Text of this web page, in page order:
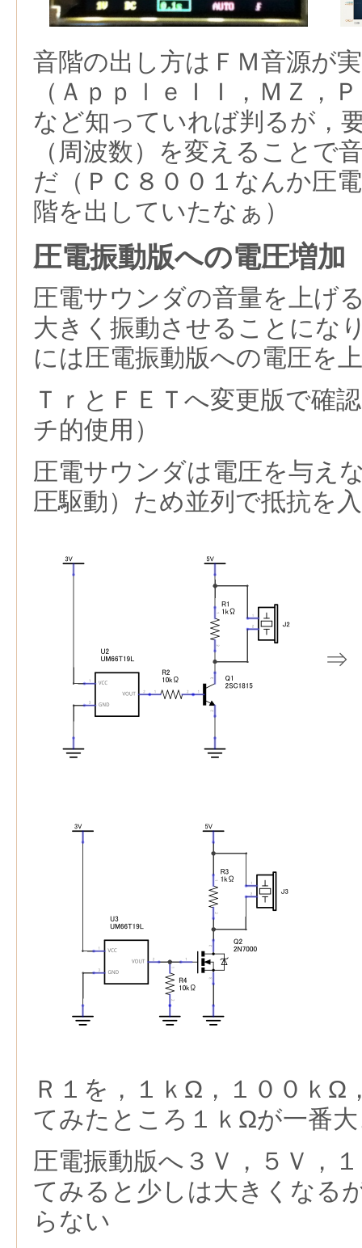
音階の出し方はＦＭ音源が
（ＡｐｐｌｅＩＩ，ＭＺ，
など知っていれば判るが，
（周波数）を変えることで
だ（ＰＣ８００１なんか圧
階を出していたなぁ）
圧電振動版への電圧増加
圧電サウンダの音量を上げ
大きく振動させることにな
には圧電振動版への電圧を
ＴｒとＦＥＴへ変更版で確
チ的使用）
圧電サウンダは電圧を与え
圧駆動）ため並列で抵抗を
⇒
Ｒ１を，１ｋΩ，１００ｋΩ
てみたところ１ｋΩが一番
圧電振動版へ３Ｖ，５Ｖ，
てみると少しは大きくなる
らない